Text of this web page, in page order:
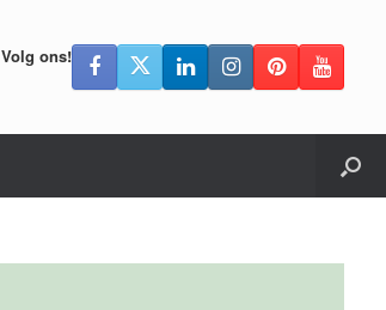
Volg ons!